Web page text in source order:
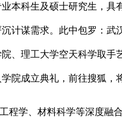
科生及硕士研究生，具
计谋需求。此中包罗：
、理工大学空天科学取
成立典礼，前往搜狐，
学、材料科学等深度融